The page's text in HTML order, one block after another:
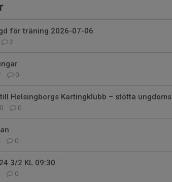
för träning 2026-07-06
2
0
Helsingborgs Kartingklubb – stötta
0
0
3/2 KL 09:30
0